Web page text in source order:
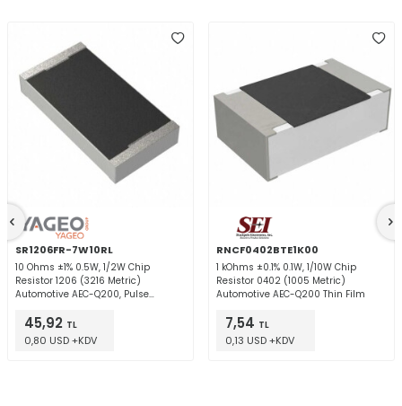
SR1206FR-7W10RL
10 Ohms ±1% 0.5W, 1/2W Chip
Resistor 1206 (3216 Metric)
Automotive AEC-Q200, Pulse
45,92 TL
0,80 USD +KDV
RNCF0402BTE1K00
1 kOhms ±0.1% 0.1W, 1/10W Chip
Resistor 0402 (1005 Metric)
Automotive AEC-Q200 Thin Film
7,54 TL
0,13 USD +KDV